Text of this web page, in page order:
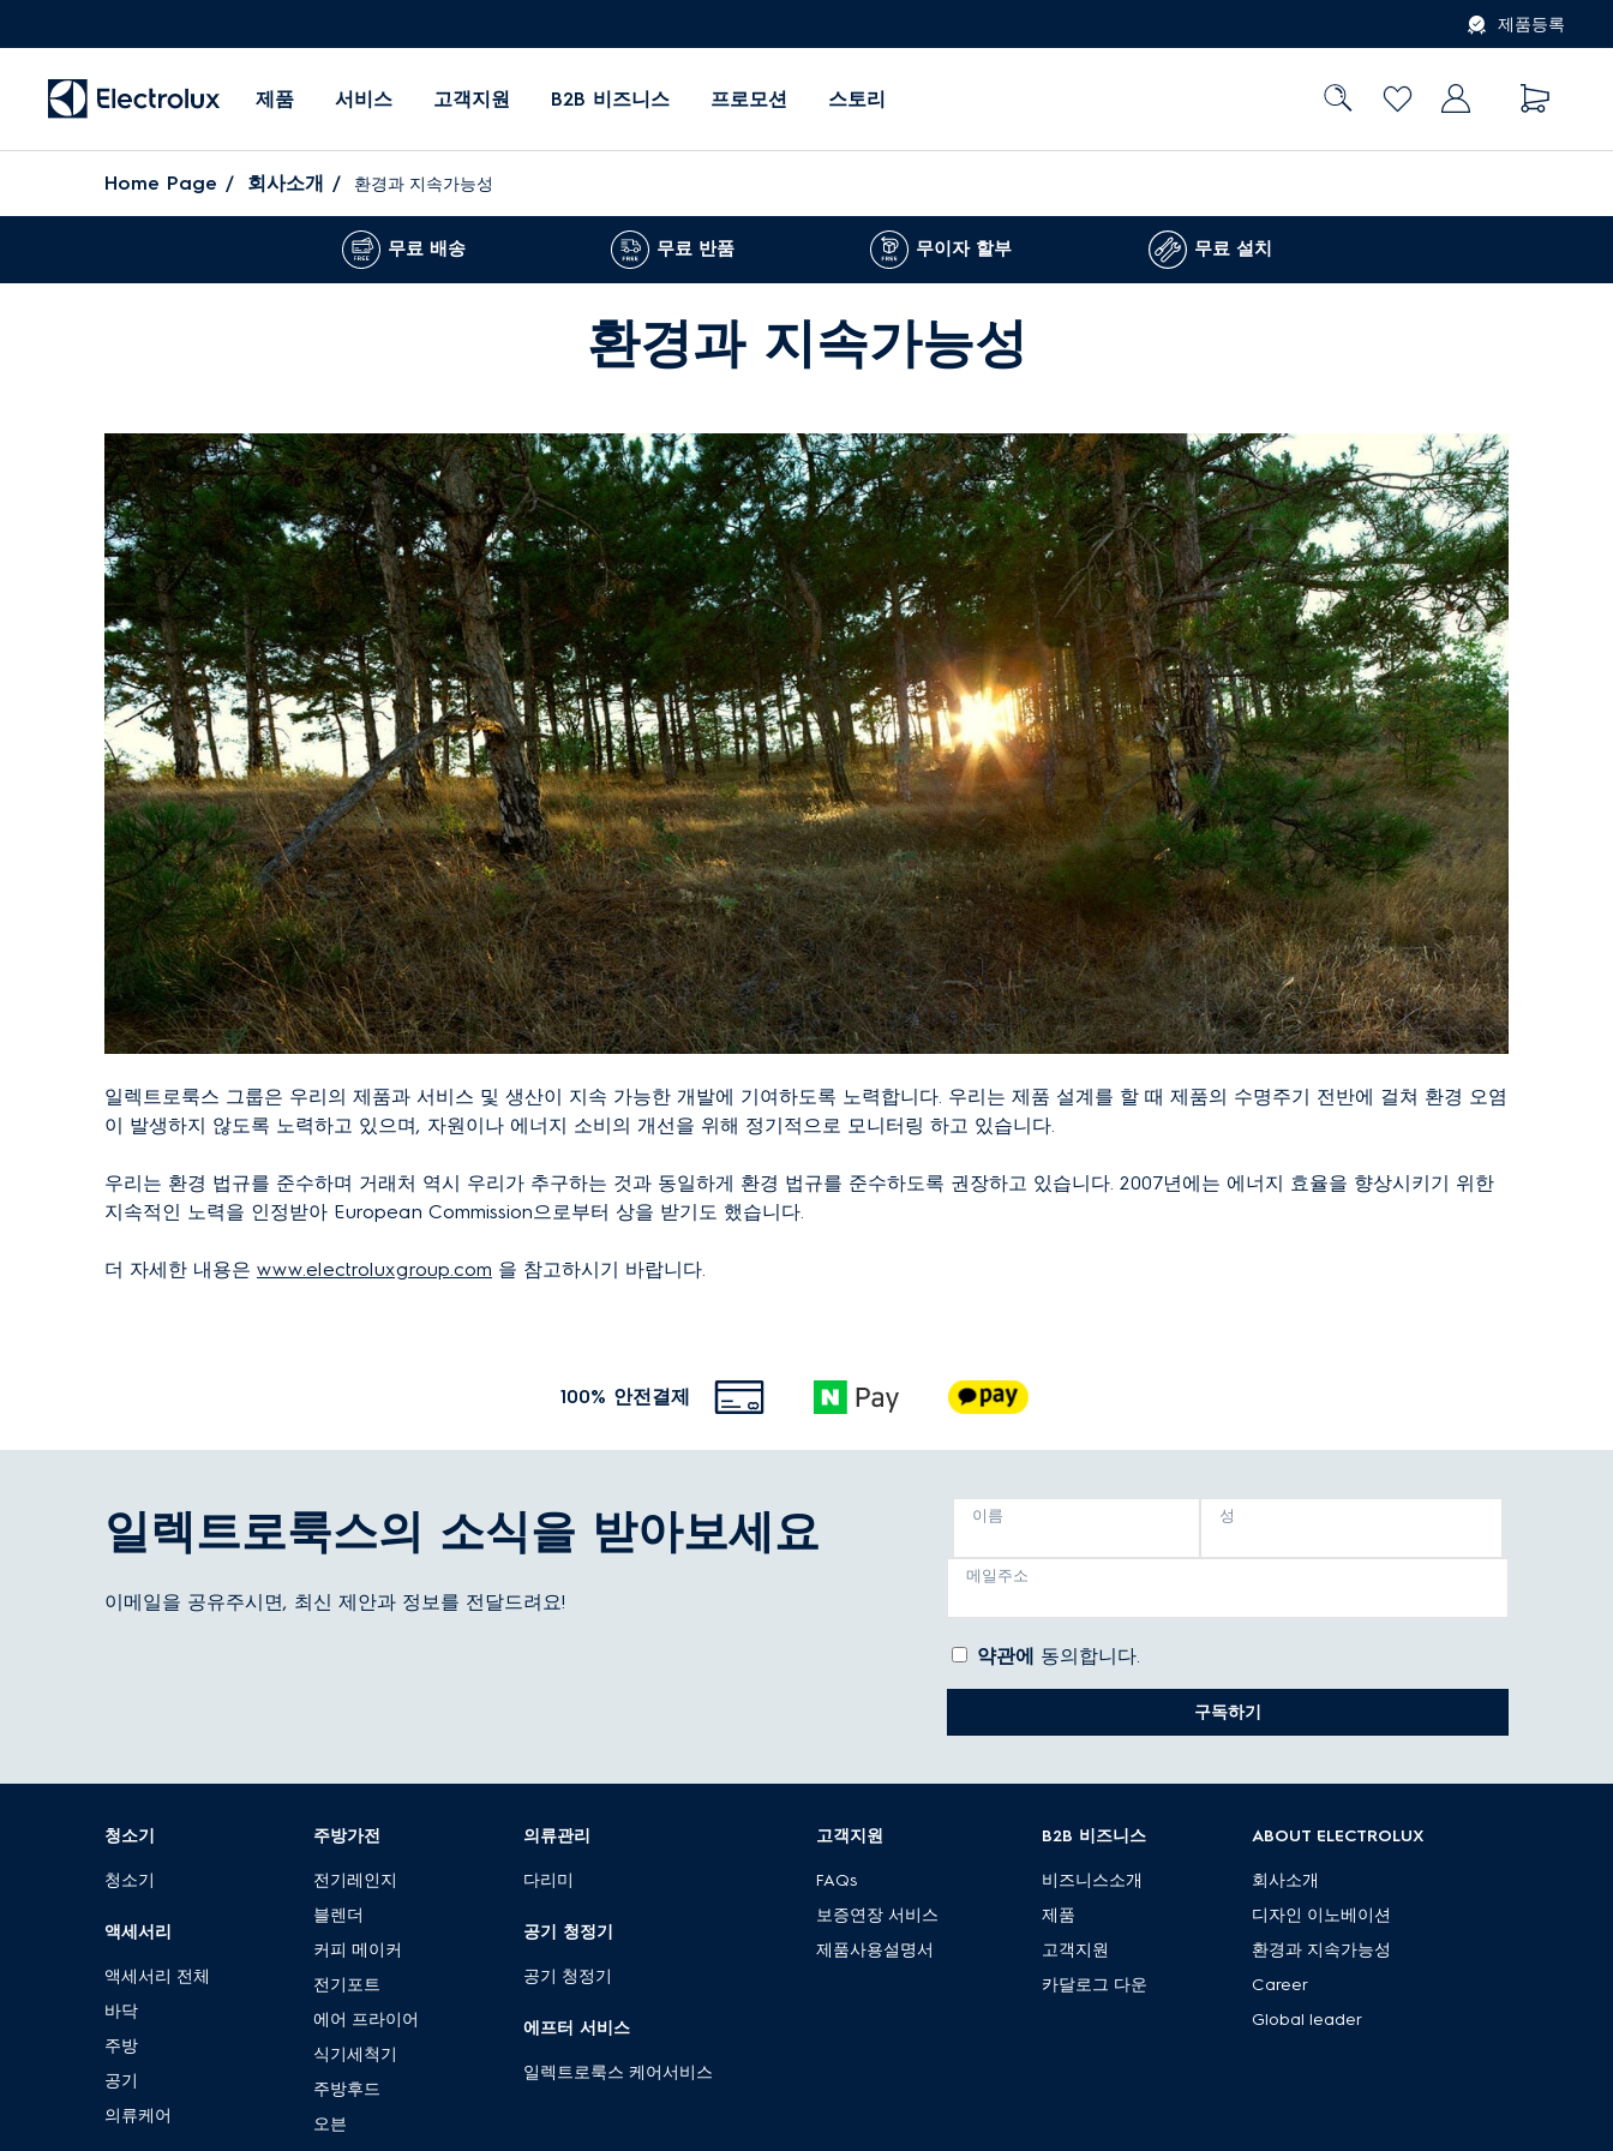
제품등록
제품 서비스 고객지원 B2B 비즈니스 프로모션 스토리
Home Page 회사소개 환경과 지속가능성
무료 배송 무료 반품 무이자 할부 무료 설치
환경과 지속가능성
일렉트로룩스 그룹은 우리의 제품과 서비스 및 생산이 지속 가능한 개발에 기여하도록 노력합니다. 우리는 제품 설계를 할 때 제품의 수명주기 전반에 걸쳐 환경 오염
이 발생하지 않도록 노력하고 있으며, 자원이나 에너지 소비의 개선을 위해 정기적으로 모니터링 하고 있습니다.
우리는 환경 법규를 준수하며 거래처 역시 우리가 추구하는 것과 동일하게 환경 법규를 준수하도록 권장하고 있습니다. 2007년에는 에너지 효율을 향상시키기 위한
지속적인 노력을 인정받아 European Commission으로부터 상을 받기도 했습니다.
더 자세한 내용은 www.electroluxgroup.com 을 참고하시기 바랍니다.
100% 안전결제
일렉트로룩스의 소식을 받아보세요
이메일을 공유주시면, 최신 제안과 정보를 전달드려요!
이름 성
메일주소
약관에 동의합니다.
구독하기
청소기
청소기
액세서리
액세서리 전체
바닥
주방
공기
의류케어
주방가전
전기레인지
블렌더
커피 메이커
전기포트
에어 프라이어
식기세척기
주방후드
오븐
의류관리
다리미
공기 청정기
공기 청정기
에프터 서비스
일렉트로룩스 케어서비스
고객지원
FAQs
보증연장 서비스
제품사용설명서
B2B 비즈니스
비즈니스소개
제품
고객지원
카달로그 다운
ABOUT ELECTROLUX
회사소개
디자인 이노베이션
환경과 지속가능성
Career
Global leader